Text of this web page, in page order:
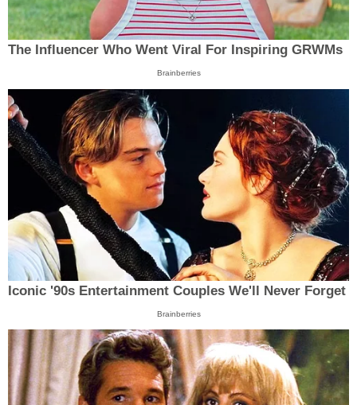
The Influencer Who Went Viral For Inspiring GRWMs
Brainberries
Iconic '90s Entertainment Couples We'll Never Forget
Brainberries